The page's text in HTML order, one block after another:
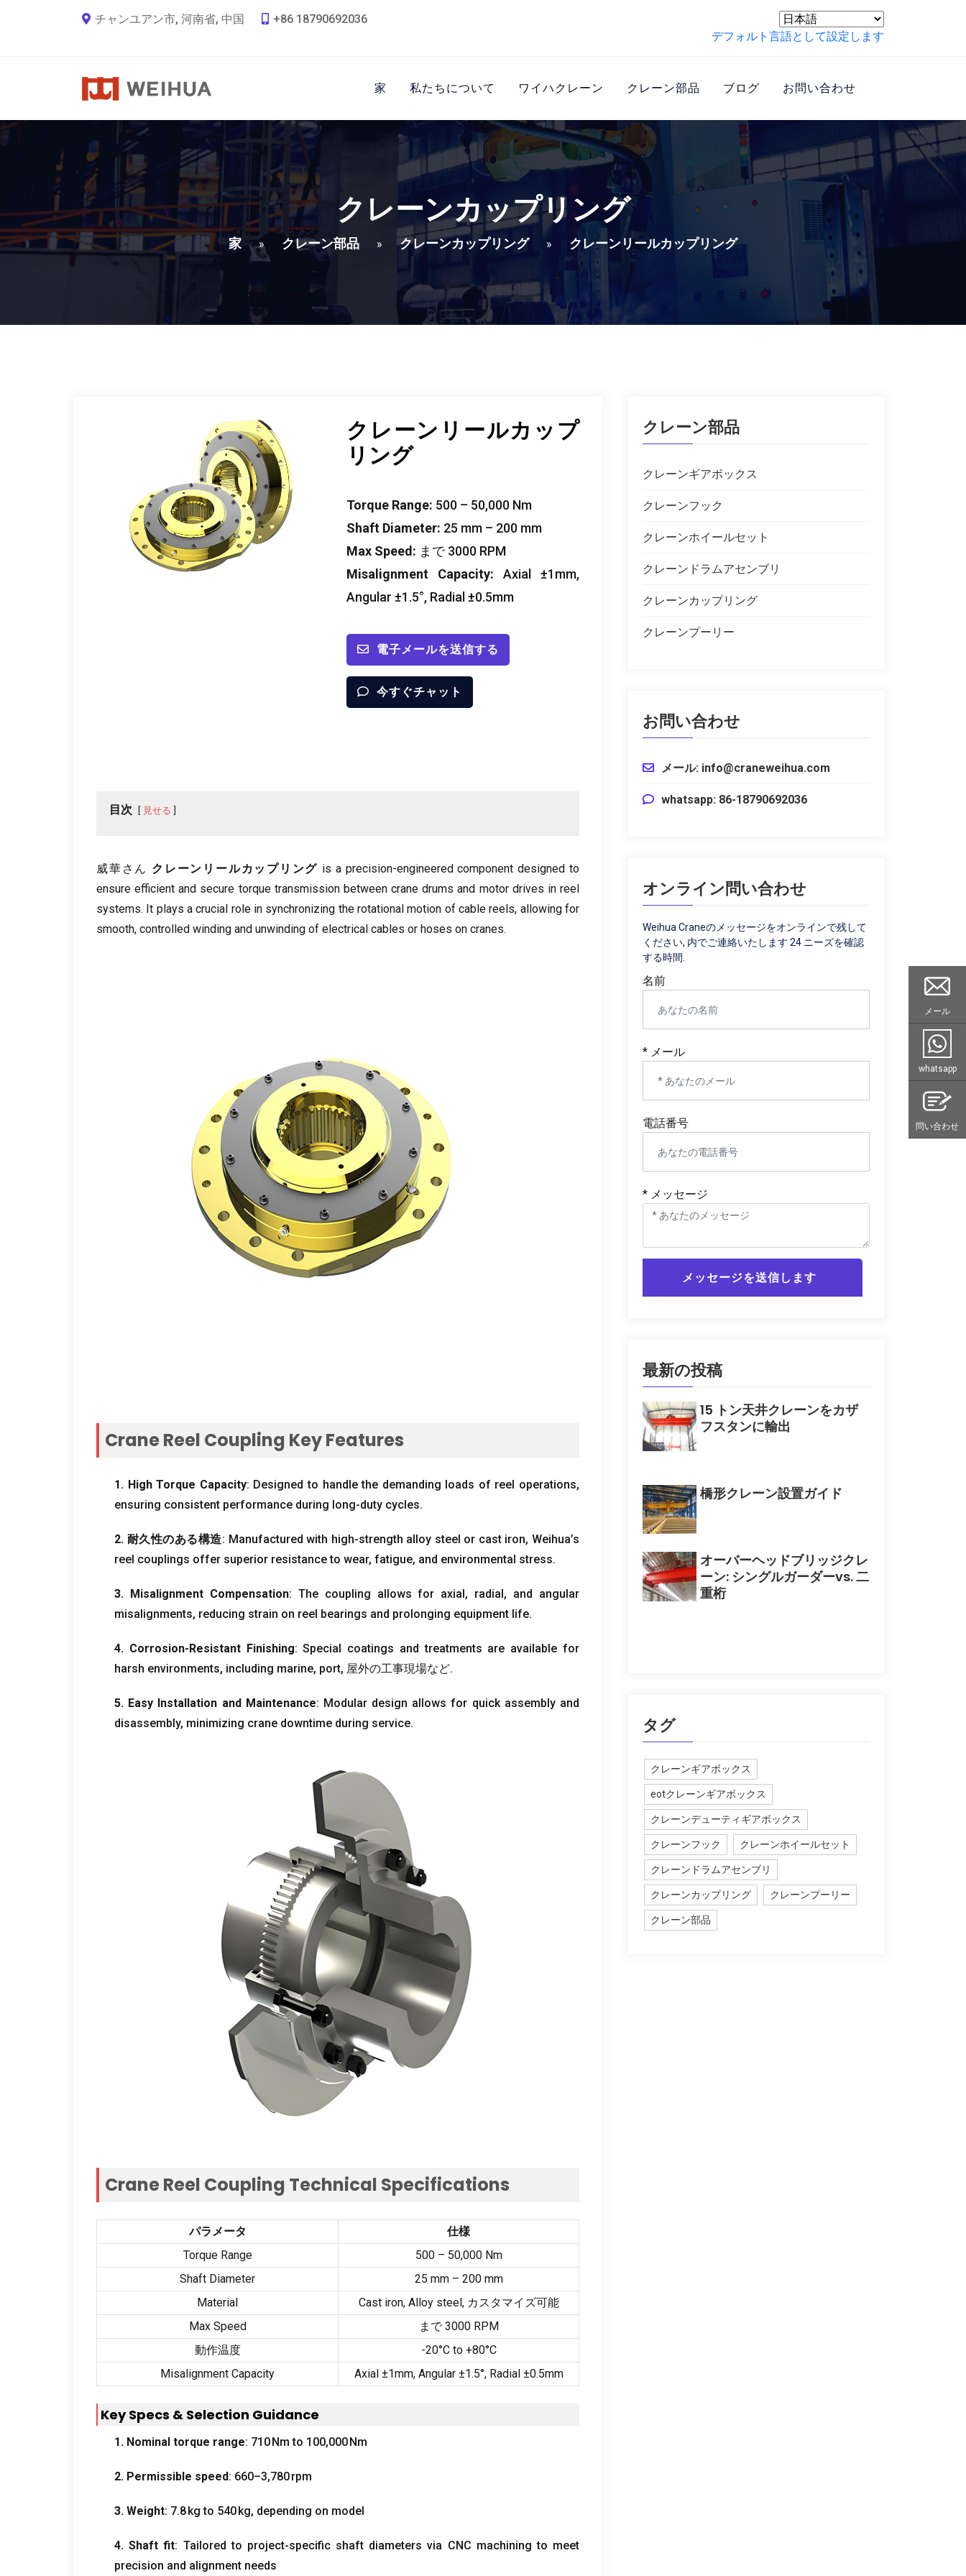
チャンユアン市, 河南省, 中国
+86 18790692036
デフォルト言語として設定します
家 私たちについて ワイハクレーン クレーン部品 ブログ お問い合わせ
クレーンカップリング
家 » クレーン部品 » クレーンカップリング » クレーンリールカップリング
クレーンリールカップ
リング
Torque Range: 500 – 50,000 Nm
Shaft Diameter: 25 mm – 200 mm
Max Speed : まで 3000 RPM
Misalignment Capacity: Axial ±1mm,
Angular ±1.5°, Radial ±0.5mm
電子メールを送信する
今すぐチャット
目次 見せる
威華さん クレーンリールカップリング is a precision-engineered component designed to
ensure efficient and secure torque transmission between crane drums and motor drives in reel
systems. It plays a crucial role in synchronizing the rotational motion of cable reels, allowing for
smooth, controlled winding and unwinding of electrical cables or hoses on cranes.
Crane Reel Coupling Key Features
1. High Torque Capacity: Designed to handle the demanding loads of reel operations,
ensuring consistent performance during long-duty cycles.
2. 耐久性のある構造: Manufactured with high-strength alloy steel or cast iron,Weihua’s
reel couplings offer superior resistance to wear, fatigue, and environmental stress.
3. Misalignment Compensation: The coupling allows for axial, radial, and angular
misalignments, reducing strain on reel bearings and prolonging equipment life.
4. Corrosion-Resistant Finishing:Special coatings and treatments are available for
harsh environments, including marine, port, 屋外の工事現場など.
5. Easy Installation and Maintenance: Modular design allows for quick assembly and
disassembly, minimizing crane downtime during service.
Crane Reel Coupling Technical Specifications
パラメータ
仕様
Torque Range
500 – 50,000 Nm
Shaft Diameter
25 mm – 200 mm
Material
Cast iron, Alloy steel, カスタマイズ可能
Max Speed
まで 3000 RPM
動作温度
-20°C to +80°C
Misalignment Capacity
Axial ±1mm, Angular ±1.5°, Radial ±0.5mm
Key Specs & Selection Guidance
1. Nominal torque range: 710Nm to 100,000 Nm
2. Permissible speed: 660–3,780 rpm
3. Weight: 7.8kg to 540 kg, depending on model
4.Shaft fit: Tailored to project-specific shaft diameters via CNC machining to meet
precision and alignment needs
クレーン部品
クレーンギアボックス
クレーンフック
クレーンホイールセット
クレーンドラムアセンブリ
クレーンカップリング
クレーンプーリー
お問い合わせ
メール: info@craneweihua.com
whatsapp: 86-18790692036
オンライン問い合わせ
Weihua Craneのメッセージをオンラインで残して
ください, 内でご連絡いたします 24 ニーズを確認
する時間.
名前
* メール
電話番号
* メッセージ
メッセージを送信します
最新の投稿
15 トン天井クレーンをカザ
フスタンに輸出
橋形クレーン設置ガイド
オーバーヘッドブリッジクレ
ーン: シングルガーダーvs. 二
重桁
タグ
クレーンギアボックス
eotクレーンギアボックス
クレーンデューティギアボックス
クレーンフック クレーンホイールセット
クレーンドラムアセンブリ
クレーンカップリング クレーンプーリー
クレーン部品
メール
whatsapp
問い合わせ